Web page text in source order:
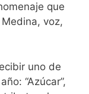
que
voz,
uno de
“Azúcar”,